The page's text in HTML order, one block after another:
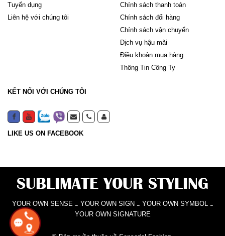
Tuyển dụng
Liên hệ với chúng tôi
Chính sách thanh toán
Chính sách đổi hàng
Chính sách vận chuyển
Dịch vụ hậu mãi
Điều khoản mua hàng
Thông Tin Công Ty
KẾT NỐI VỚI CHÚNG TÔI
LIKE US ON FACEBOOK
SUBLIMATE YOUR STYLING
YOUR OWN SENSE - YOUR OWN SIGN - YOUR OWN SYMBOL -
YOUR OWN SIGNATURE